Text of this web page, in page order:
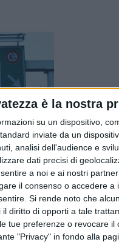
è la nostra
su un dispositivo,
inviate da un
analisi dell'audience e
dati precisi di
a noi e ai nostri
il consenso o accedere a
Si rende noto che
diritto di opporti a tale
tue preferenze o revocare il
"Privacy" in fondo alla